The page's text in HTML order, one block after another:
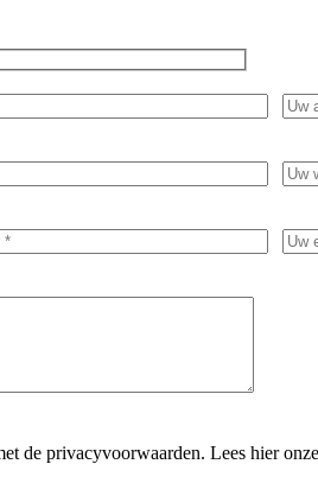
de privacyvoorwaarden. Lees hier